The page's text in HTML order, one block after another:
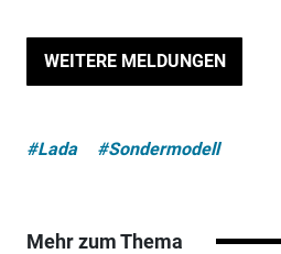
WEITERE MELDUNGEN
#Lada #Sondermodell
Mehr zum Thema